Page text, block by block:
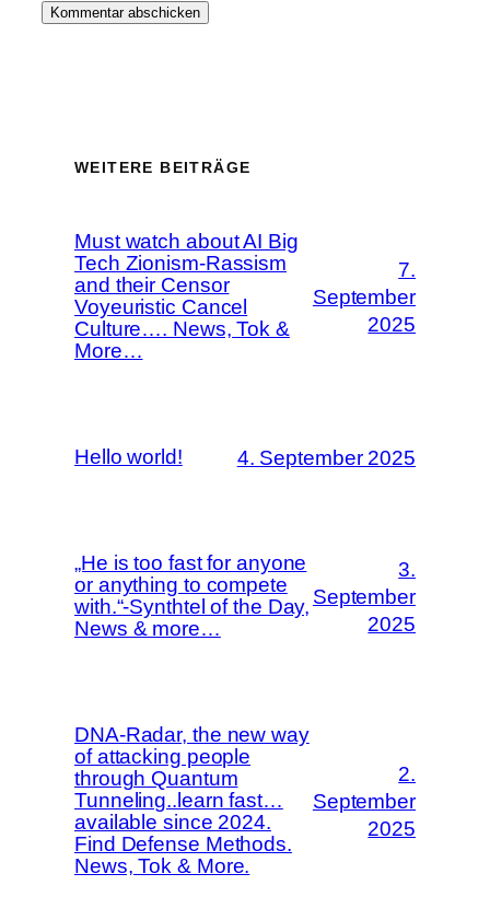
WEITERE BEITRÄGE
Must watch about AI Big
Tech Zionism-Rassism
and their Censor
Voyeuristic Cancel
Culture…. News, Tok &
More…
7.
September
2025
Hello world! 4. September 2025
„He is too fast for anyone
or anything to compete
with.“-Synthtel of the Day,
News & more…
3.
September
2025
DNA-Radar, the new way
of attacking people
through Quantum
Tunneling..learn fast…
available since 2024.
Find Defense Methods.
News, Tok & More.
2.
September
2025